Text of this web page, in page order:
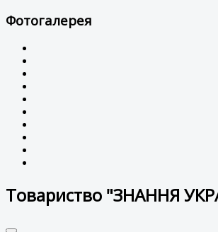
Фотогалерея
Товариство "ЗНАННЯ